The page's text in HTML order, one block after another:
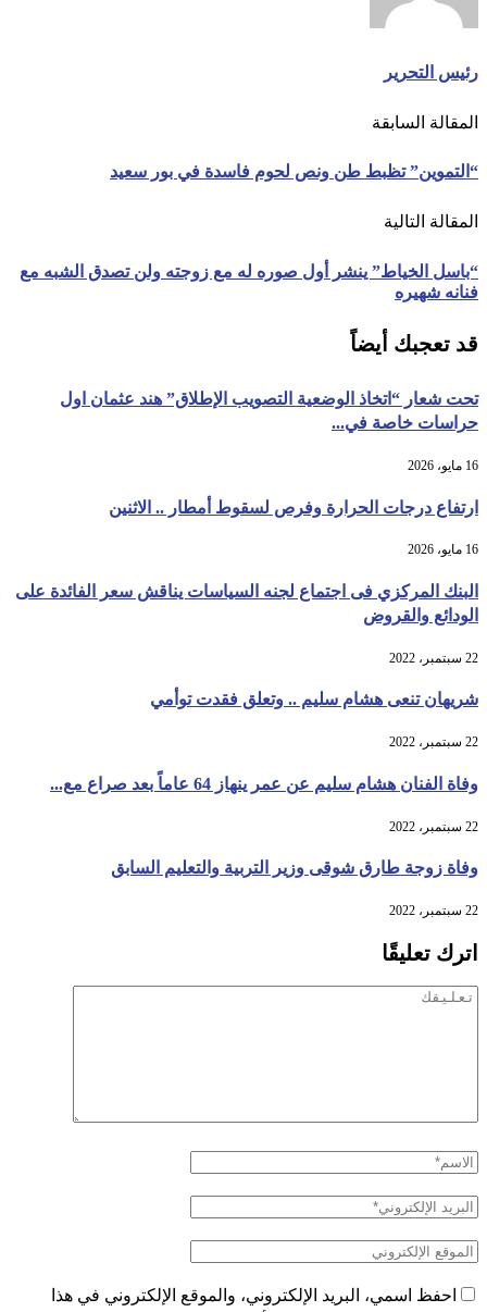
رئيس التحرير
المقالة السابقة
“التموين” تظبط طن ونص لحوم فاسدة في بور سعيد
المقالة التالية
“باسل الخياط” ينشر أول صوره له مع زوجته ولن تصدق الشبه مع
فنانه شهيره
قد تعجبك أيضاً
تحت شعار “اتخاذ الوضعية التصويب الإطلاق” هند عثمان اول
حراسات خاصة في...
16 مايو، 2026
ارتفاع درجات الحرارة وفرص لسقوط أمطار .. الاثنين
16 مايو، 2026
البنك المركزي فى اجتماع لجنه السياسات يناقش سعر الفائدة على
الودائع والقروض
22 سبتمبر، 2022
شريهان تنعى هشام سليم .. وتعلق فقدت توأمي
22 سبتمبر، 2022
وفاة الفنان هشام سليم عن عمر ينهاز 64 عاماً بعد صراع مع...
22 سبتمبر، 2022
وفاة زوجة طارق شوقى وزير التربية والتعليم السابق
22 سبتمبر، 2022
اترك تعليقًا
احفظ اسمي، البريد الإلكتروني، والموقع الإلكتروني في هذا